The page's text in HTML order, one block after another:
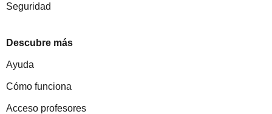
Seguridad
Descubre más
Ayuda
Cómo funciona
Acceso profesores